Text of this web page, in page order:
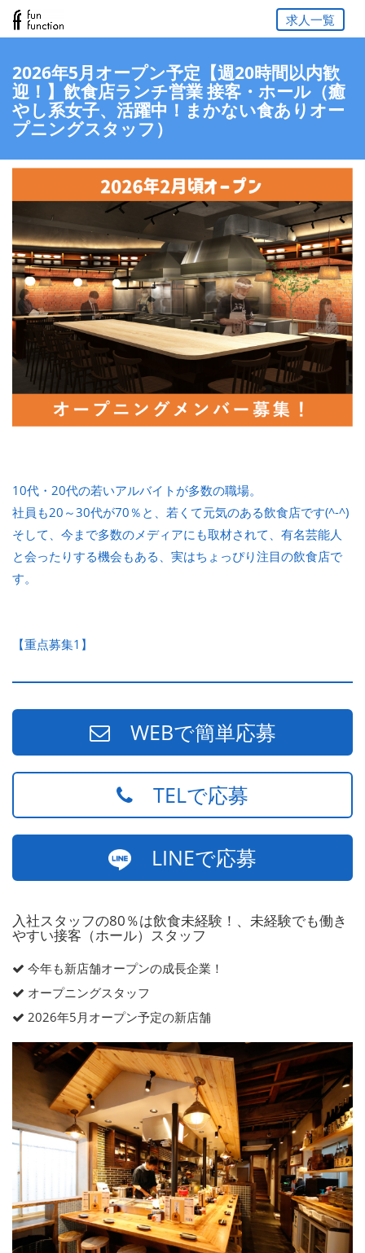
求人一覧
2026年5月オープン予定【週20時間以内歓
迎！】飲食店ランチ営業 接客・ホール（癒
やし系女子、活躍中！まかない食ありオー
プニングスタッフ）
10代・20代の若いアルバイトが多数の職場。
社員も20～30代が70％と、若くて元気のある飲食店です(^-^)
そして、今まで多数のメディアにも取材されて、有名芸能人
と会ったりする機会もある、実はちょっぴり注目の飲食店で
す。
【重点募集1】
WEBで簡単応募
TELで応募
LINEで応募
入社スタッフの80％は飲食未経験！、未経験でも働き
やすい接客（ホール）スタッフ
今年も新店舗オープンの成長企業！
オープニングスタッフ
2026年5月オープン予定の新店舗